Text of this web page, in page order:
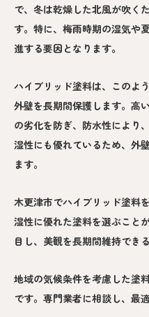
で、冬は乾燥した北風が吹く
す。特に、梅雨時期の湿気や
進する要因となります。
ハイブリッド塗料は、このよ
外壁を長期間保護します。高
の劣化を防ぎ、防水性により
湿性にも優れているため、外
ます。
木更津市でハイブリッド塗料
湿性に優れた塗料を選ぶこと
目し、美観を長期間維持でき
地域の気候条件を考慮した塗
です。専門業者に相談し、最